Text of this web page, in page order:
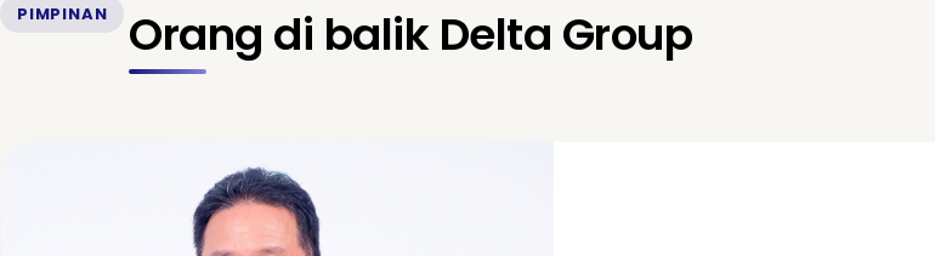
PIMPINAN Orang di balik Delta Group